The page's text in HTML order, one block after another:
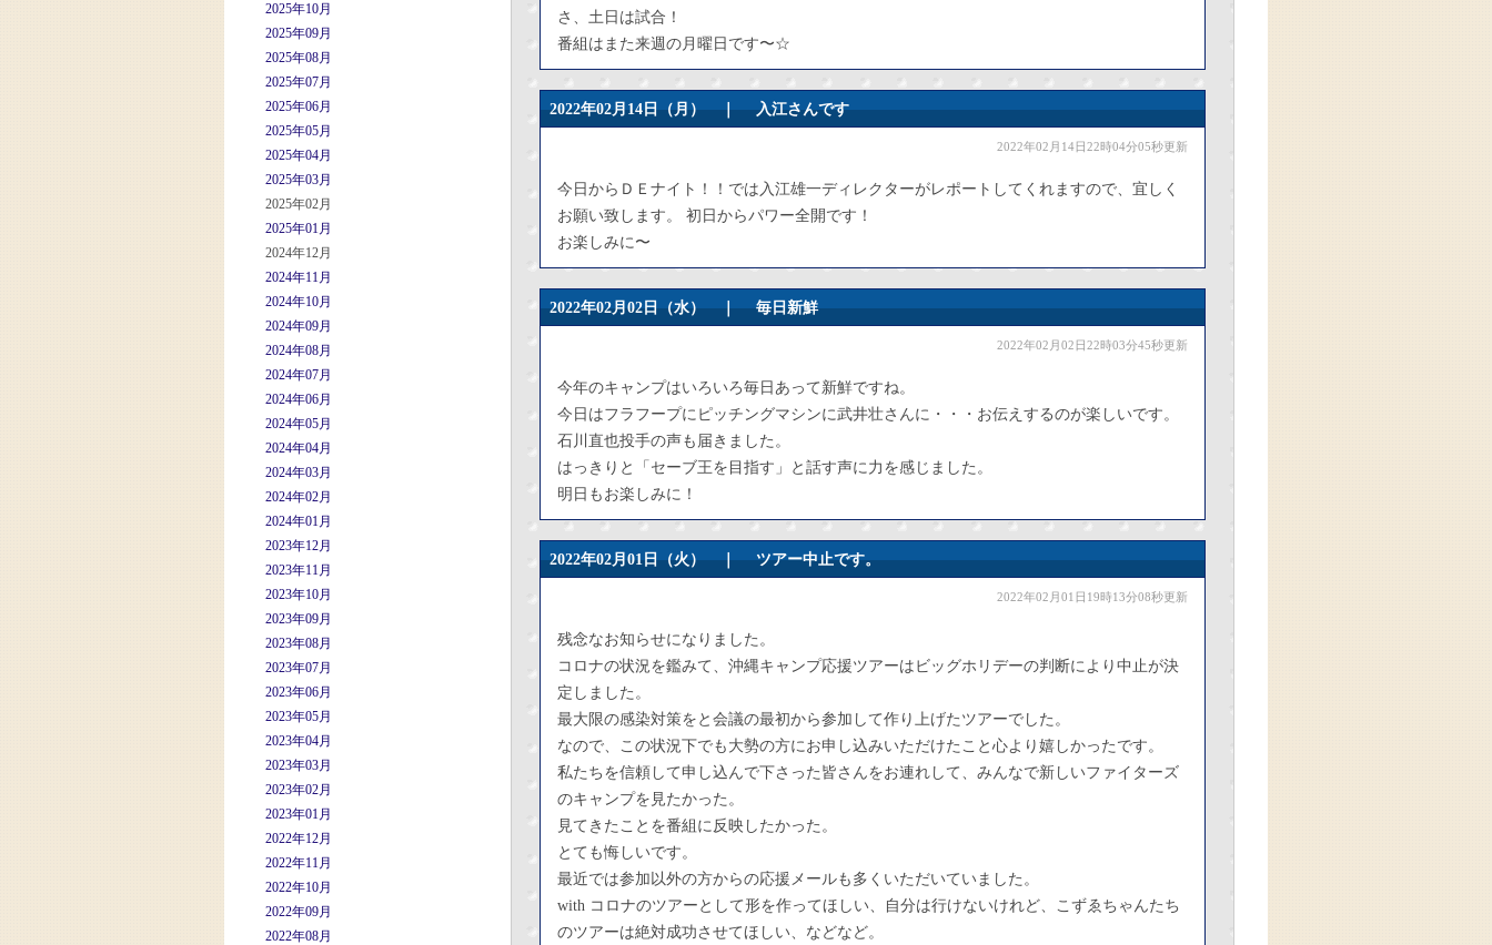
2025年10月
2025年09月
2025年08月
2025年07月
2025年06月
2025年05月
2025年04月
2025年03月
2025年02月
2025年01月
2024年12月
2024年11月
2024年10月
2024年09月
2024年08月
2024年07月
2024年06月
2024年05月
2024年04月
2024年03月
2024年02月
2024年01月
2023年12月
2023年11月
2023年10月
2023年09月
2023年08月
2023年07月
2023年06月
2023年05月
2023年04月
2023年03月
2023年02月
2023年01月
2022年12月
2022年11月
2022年10月
2022年09月
2022年08月
さ、土日は試合！
番組はまた来週の月曜日です〜☆
2022年02月14日（月） ｜入江さんです
2022年02月14日22時04分05秒更新
今日からＤＥナイト！！では入江雄一ディレクターがレポートしてくれますので、宜しく
お願い致します。 初日からパワー全開です！
お楽しみに〜
2022年02月02日（水） ｜毎日新鮮
2022年02月02日22時03分45秒更新
今年のキャンプはいろいろ毎日あって新鮮ですね。
今日はフラフープにピッチングマシンに武井壮さんに・・・お伝えするのが楽しいです。
石川直也投手の声も届きました。
はっきりと「セーブ王を目指す」と話す声に力を感じました。
明日もお楽しみに！
2022年02月01日（火） ｜ツアー中止です。
2022年02月01日19時13分08秒更新
残念なお知らせになりました。
コロナの状況を鑑みて、沖縄キャンプ応援ツアーはビッグホリデーの判断により中止が決
定しました。
最大限の感染対策をと会議の最初から参加して作り上げたツアーでした。
なので、この状況下でも大勢の方にお申し込みいただけたこと心より嬉しかったです。
私たちを信頼して申し込んで下さった皆さんをお連れして、みんなで新しいファイターズ
のキャンプを見たかった。
見てきたことを番組に反映したかった。
とても悔しいです。
最近では参加以外の方からの応援メールも多くいただいていました。
with コロナのツアーとして形を作ってほしい、自分は行けないけれど、こずゑちゃんたち
のツアーは絶対成功させてほしい、などなど。